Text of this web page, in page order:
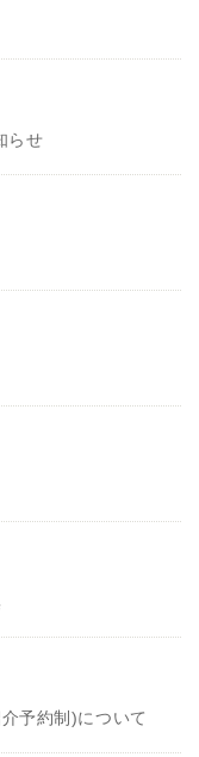
らせ
予約制)について